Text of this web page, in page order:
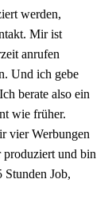
werden,
Mir ist
anrufen
Und ich gebe
berate also ein
wie früher.
vier Werbungen
produziert und bin
Stunden Job,